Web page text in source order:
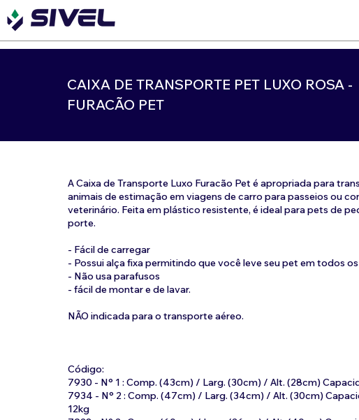
CAIXA DE TRANSPORTE PET LUXO ROSA -
FURACÃO PET
A Caixa de Transporte Luxo Furacão Pet é apropriada para
animais de estimação em viagens de carro para passeios ou
veterinário. Feita em plástico resistente, é ideal para pets de
porte.
- Fácil de carregar
- Possui alça fixa permitindo que você leve seu pet em todos
- Não usa parafusos
- fácil de montar e de lavar.
NÃO indicada para o transporte aéreo.
Código:
7930 - N° 1 : Comp. (43cm) / Larg. (30cm) / Alt. (28cm)
7934 - N° 2 : Comp. (47cm) / Larg. (34cm) / Alt. (30cm)
12kg